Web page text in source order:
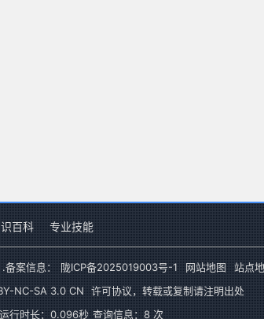
百科 专业技能
.备案信息： 陇ICP备2025019003号-1 网站地图 站点
NC-SA 3.0 CN 许可协议，转载或复制请注明出处
运行时长：0.096秒 查询信息：8 次